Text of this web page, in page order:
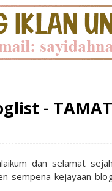
-
dan selamat
sempena kejayaan